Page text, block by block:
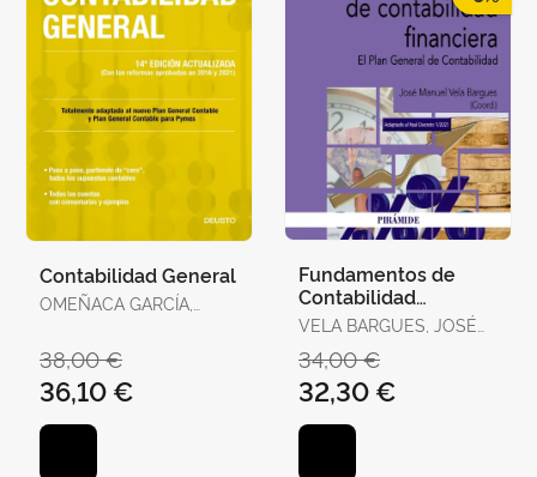
Contabilidad General
OMEÑACA GARCÍA,
38,00 €
36,10 €
Fundamentos de
Contabilidad
Financiera
VELA BARGUES, JOSÉ
34,00 €
32,30 €